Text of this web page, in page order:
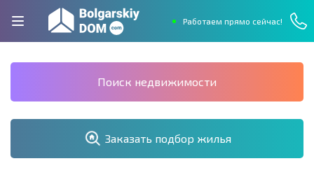
Работаем прямо сейчас!
Поиск недвижимости
Заказать подбор жилья